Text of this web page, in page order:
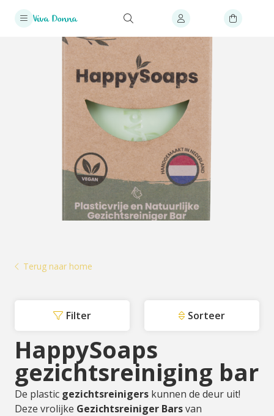
Terug naar home
Filter Sorteer
HappySoaps
gezichtsreiniging bar
De plastic gezichtsreinigers kunnen de deur uit!
Deze vrolijke Gezichtsreiniger Barsvan